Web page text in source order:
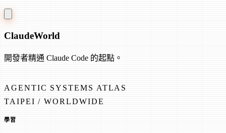
ClaudeWorld
開發者精通 Claude Code 的起點。
AGENTIC SYSTEMS ATLAS
TAIPEI / WORLDWIDE
學習